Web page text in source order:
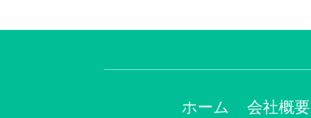
ホーム 会社概要